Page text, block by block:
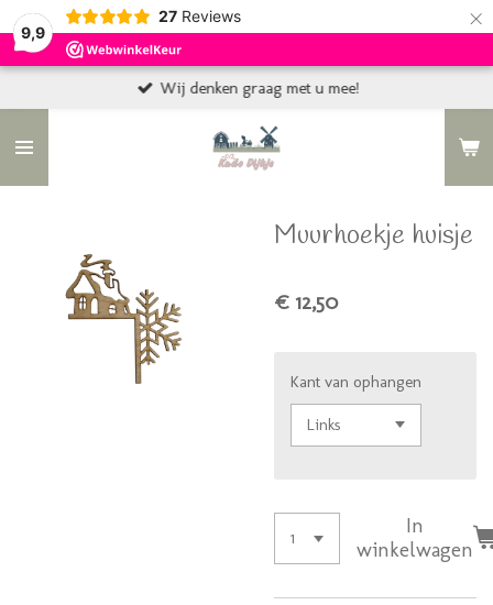
9,9
27 Reviews ×
Wij denken graag met u mee!
Muurhoekje huisje
€ 12,50
Kant van ophangen
In
winkelwagen